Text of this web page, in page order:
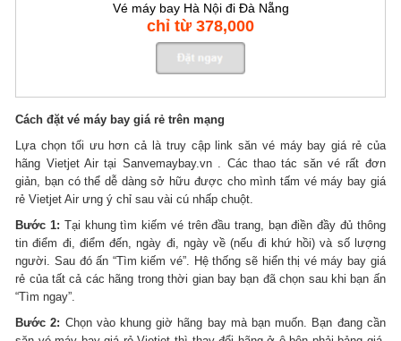
Vé máy bay Hà Nội đi Đà Nẵng
chỉ từ 378,000
Cách đặt vé máy bay giá rẻ trên mạng
Lựa chọn tối ưu hơn cả là truy cập link săn vé máy bay giá rẻ của
hãng Vietjet Air tại Sanvemaybay.vn . Các thao tác săn vé rất đơn
giản, bạn có thể dễ dàng sở hữu được cho mình tấm vé máy bay giá
rẻ Vietjet Air ưng ý chỉ sau vài cú nhấp chuột.
Bước 1: Tại khung tìm kiếm vé trên đầu trang, bạn điền đầy đủ thông
tin điểm đi, điểm đến, ngày đi, ngày về (nếu đi khứ hồi) và số lượng
người. Sau đó ấn “Tìm kiếm vé”. Hệ thống sẽ hiển thị vé máy bay giá
rẻ của tất cả các hãng trong thời gian bay bạn đã chọn sau khi bạn ấn
“Tìm ngay”.
Bước 2: Chọn vào khung giờ hãng bay mà bạn muốn. Bạn đang cần